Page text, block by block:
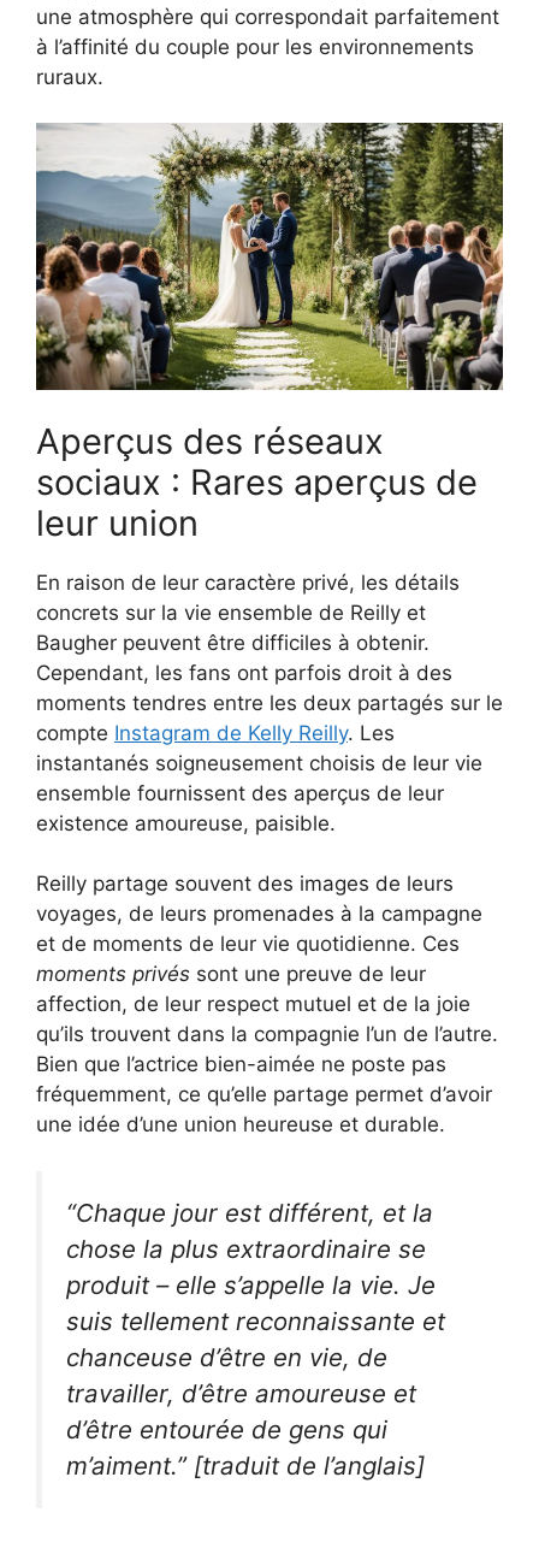
une atmosphère qui correspondait parfaitement
à l’affinité du couple pour les environnements
ruraux.
Aperçus des réseaux
sociaux : Rares aperçus de
leur union
En raison de leur caractère privé, les détails
concrets sur la vie ensemble de Reilly et
Baugher peuvent être difficiles à obtenir.
Cependant, les fans ont parfois droit à des
moments tendres entre les deux partagés sur le
compte Instagram de Kelly Reilly. Les
instantanés soigneusement choisis de leur vie
ensemble fournissent des aperçus de leur
existence amoureuse, paisible.
Reilly partage souvent des images de leurs
voyages, de leurs promenades à la campagne
et de moments de leur vie quotidienne. Ces
moments privés sont une preuve de leur
affection, de leur respect mutuel et de la joie
qu’ils trouvent dans la compagnie l’un de l’autre.
Bien que l’actrice bien-aimée ne poste pas
fréquemment, ce qu’elle partage permet d’avoir
une idée d’une union heureuse et durable.
“Chaque jour est différent, et la
chose la plus extraordinaire se
produit – elle s’appelle la vie. Je
suis tellement reconnaissante et
chanceuse d’être en vie, de
travailler, d’être amoureuse et
d’être entourée de gens qui
m’aiment.” [traduit de l’anglais]